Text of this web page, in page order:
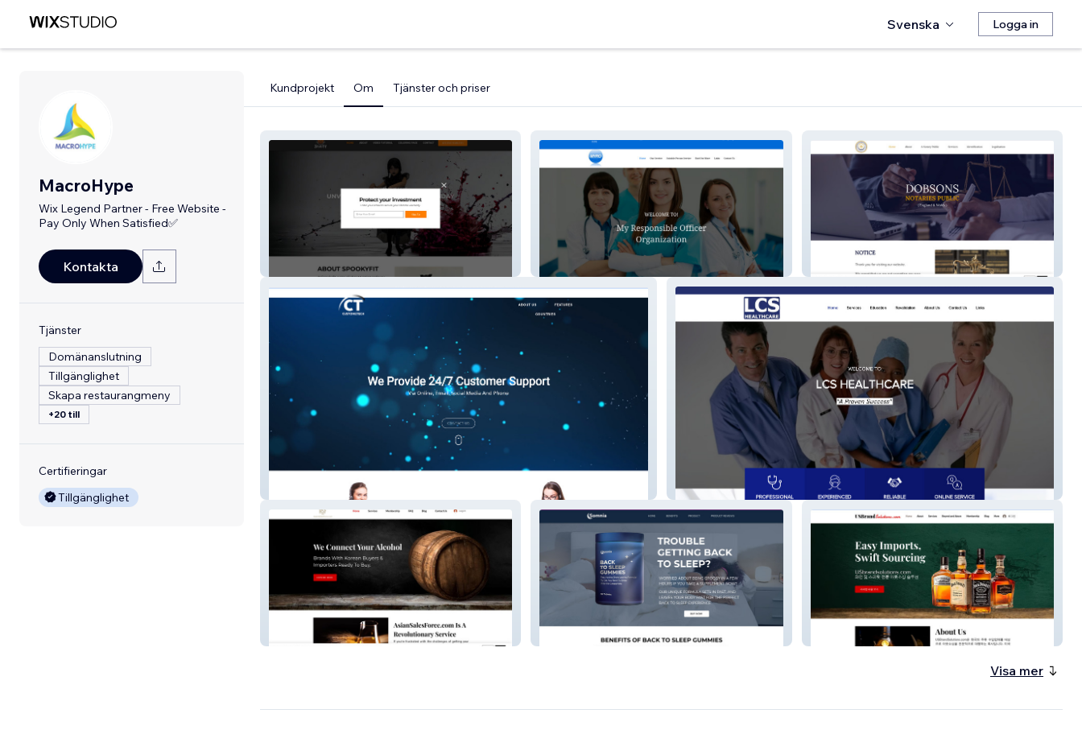
Svenska Logga in
MacroHype
Wix Legend Partner - Free Website -
Pay Only When Satisfied✅
Kontakta
Tjänster
Domänanslutning
Tillgänglighet
Skapa restaurangmeny
+20 till
Certifieringar
Tillgänglighet
Kundprojekt Om Tjänster och priser
Spookyfit My Responsible Officer Notary UK
LCS Healthcare
Asian Sales Force Sleep Gummies US Brand Solutions
Visa mer